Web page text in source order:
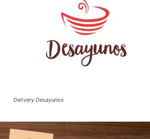
Delivery Desayunos